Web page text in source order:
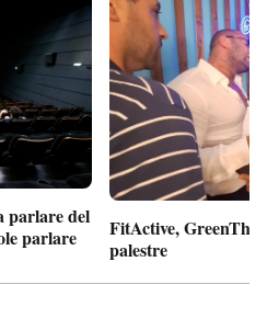
parlare del
parlare
FitActive,
palestre